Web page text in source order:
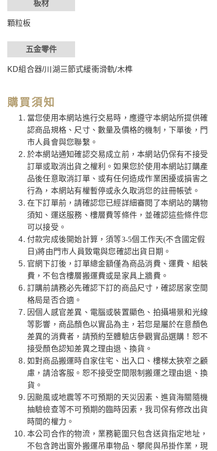
板材
顆粒板
五金零件
KD組合器/川湖三節式緩衝滑軌/木榫
購買須知
當您使用本網站進行交易時，應遵守本網站所提供確
認商品規格、尺寸、數量及價格的機制，下單後，門
市人員會與您聯繫。
於本網站通知確認交易成立前，本網站仍保有不接受
訂單或取消出貨之權利。如果您於使用本網站訂購產
品後任意取消訂單、或有任何造成作業困擾或損害之
行為，本網站有權暫停或永久取消您的註冊帳號。
在下訂單前，請確認您已經詳細審閱了本網站的購物
須知、運送服務、樓層費等條件，並確認這些條件您
可以接受。
付款完成後開始計算，須等3-5個工作天(不含國定假
日)將由門市人員致電與您確認出貨日期。
官網下訂後，訂單總金額僅為商品消費、運費、組裝
費，不包含樓層搬運費或是家具上牆費。
訂購前請務必先確認下訂的商品尺寸，確認居家空間
格局是否合適。
因個人感官差異、電腦或裝置顯色、拍攝場景和光線
等影響，商品顏色以實品為主，若您是屬於在意顏色
差異的消費者，請預約至體驗店參觀實品選購！恕不
接受顏色認知差異之理由退、換貨。
如對商品搬運時自家住宅、出入口、樓梯太狹窄之顧
慮，請洽客服。恕不接受空間限制搬運之理由退、換
貨。
因颱風或地震等不可預期的天災因素、進貨海關隨機
抽驗檢查等不可預期的臨時因素，我司保有修改出貨
時間的權力。
本公司合作的物流，業務範圍只包含送貨指定地址，
不包含跨出窗外搬運吊車物品、攀爬與吊掛作業，現